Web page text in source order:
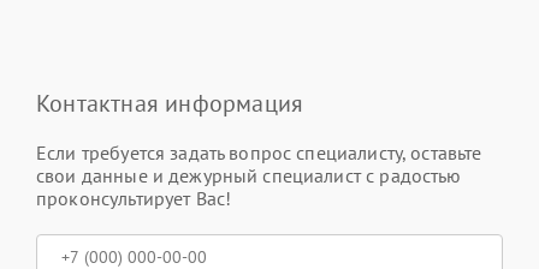
Контактная информация
Если требуется задать вопрос специалисту, оставьте
свои данные и дежурный специалист с радостью
проконсультирует Вас!